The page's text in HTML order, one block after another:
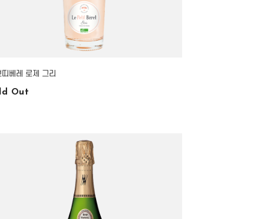
띠베레 로제 그리
Out